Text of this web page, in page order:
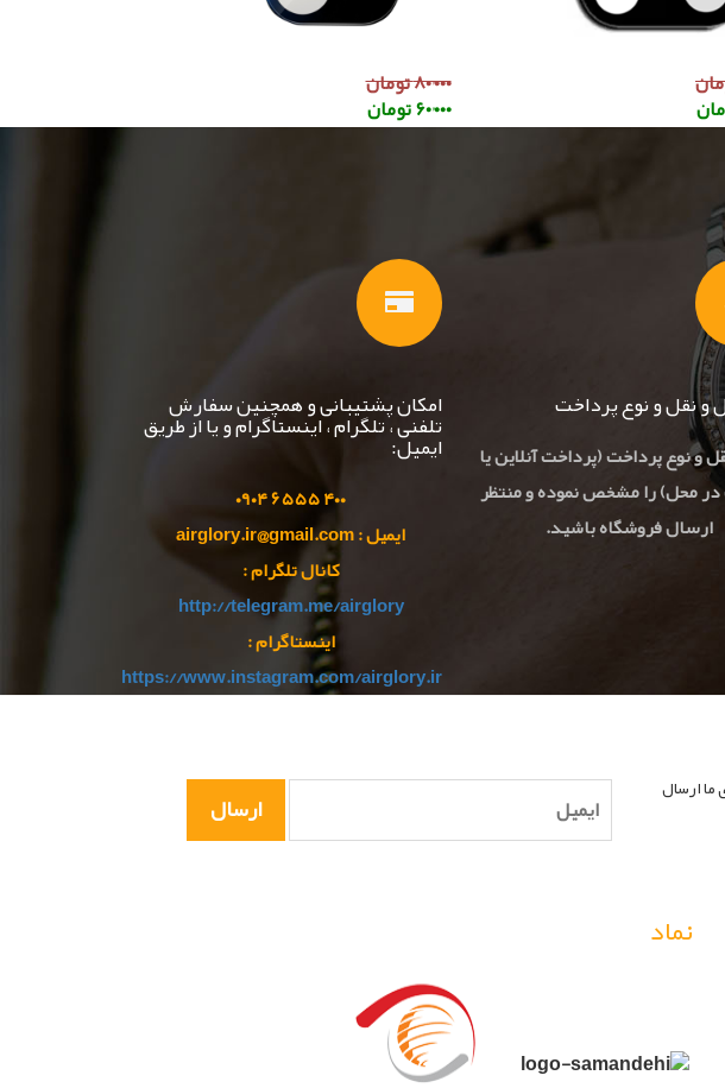
۸۰٬۰۰۰ تومان
۶۰٬۰۰۰ تومان
و نقل و نوع پرداخت
و نوع پرداخت (پرداخت آنلاین یا
محل) را مشخص نموده و منتظر
ارسال فروشگاه باشید.
امکان پشتیبانی و همچنین سفارش
تلفنی ، تلگرام ، اینستاگرام و یا از طریق
ایمیل:
۴۰۰ ۶۵۵۵ ۰ ۹۰۴
ایمیل : airglory.ir@gmail.com
کانال تلگرام :
http://telegram.me/airglory
اینستاگرام :
https://www.instagram.com/airglory.ir
ارسال
نماد